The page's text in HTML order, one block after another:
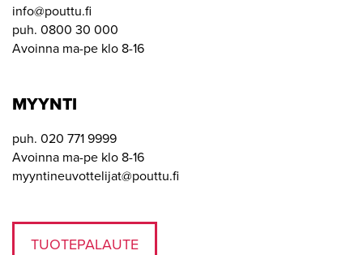
info@pouttu.fi
puh. 0800 30 000
Avoinna ma-pe klo 8-16
MYYNTI
puh. 020 771 9999
Avoinna ma-pe klo 8-16
myyntineuvottelijat@pouttu.fi
TUOTEPALAUTE